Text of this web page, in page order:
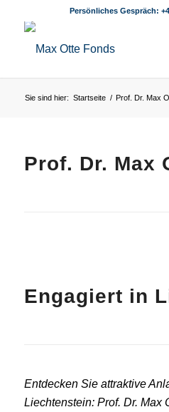
Persönliches Gespräch:
Sie sind hier: Startseite / Prof. Dr. Max
Prof. Dr. Max
Engagiert in
Entdecken Sie attraktive
Liechtenstein: Prof. Dr. Max